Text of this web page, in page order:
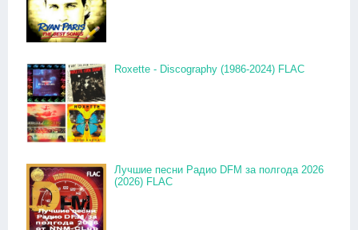
Roxette - Discography (1986-2024) FLAC
Лучшие песни Радио DFM за полгода 2026
(2026) FLAC